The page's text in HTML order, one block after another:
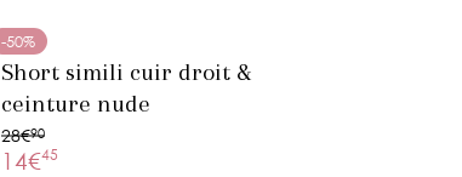
-50%
Short simili cuir droit &
ceinture nude
28€90
14€45